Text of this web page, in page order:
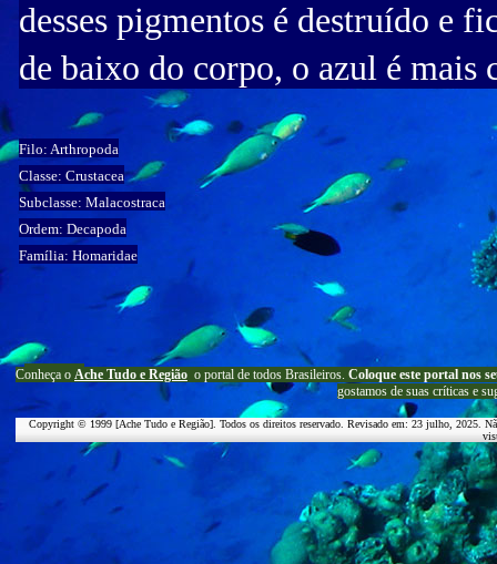
desses pigmentos é destruído e
de baixo do corpo, o azul é mais
Filo: Arthropoda
Classe: Crustacea
Subclasse: Malacostraca
Ordem: Decapoda
Família: Homaridae
Conheça o Ache Tudo e Região o portal de todos Brasileiros. Coloque este portal nos
gostamos de suas críticas e
Copyright © 1999 [Ache Tudo e Região]. Todos os direitos reservado. Revisado em: 23 julho, 2025 .